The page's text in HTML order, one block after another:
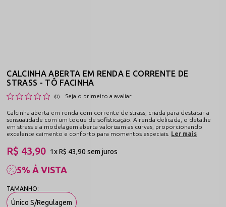
CALCINHA ABERTA EM RENDA E CORRENTE DE
STRASS - TÔ FACINHA
(0) Seja o primeiro a avaliar
Calcinha aberta em renda com corrente de strass, criada para destacar a
sensualidade com um toque de sofisticação. A renda delicada, o detalhe
em strass e a modelagem aberta valorizam as curvas, proporcionando
excelente caimento e conforto para momentos especiais. Ler mais
5% À VISTA
R$ 43,90 1xR$ 43,90sem juros
Único S/Regulagem